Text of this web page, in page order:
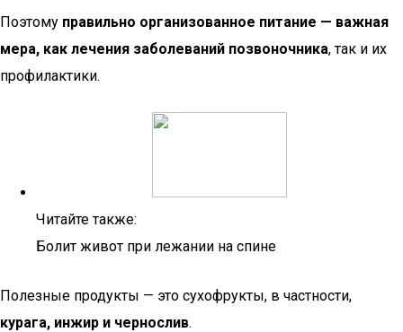
Поэтому правильно организованное питание — важная
мера, как лечения заболеваний позвоночника, так и их
профилактики.
Читайте также:
Болит живот при лежании на спине
Полезные продукты — это сухофрукты, в частности,
курага, инжир и чернослив.